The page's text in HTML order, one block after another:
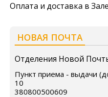
Оплата и доставка в
НОВАЯ ПОЧТА
Отделения Новой
Пункт приема - выдачи
10
380800500609